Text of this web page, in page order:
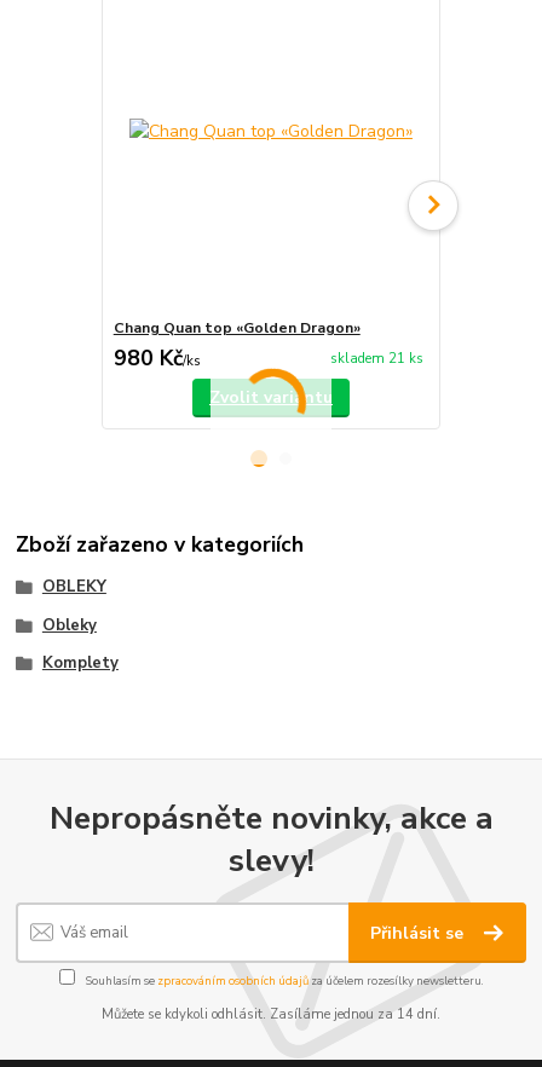
Chang Quan top «Golden Dragon»
980 Kč/ks skladem 21 ks
Zvolit variantu
Zboží zařazeno v kategoriích
OBLEKY
Obleky
Komplety
Nepropásněte novinky, akce a
slevy!
Přihlásit se
Souhlasím se zpracováním osobních údajůza účelem rozesílky newsletteru.
Můžete se kdykoli odhlásit. Zasíláme jednou za 14 dní.